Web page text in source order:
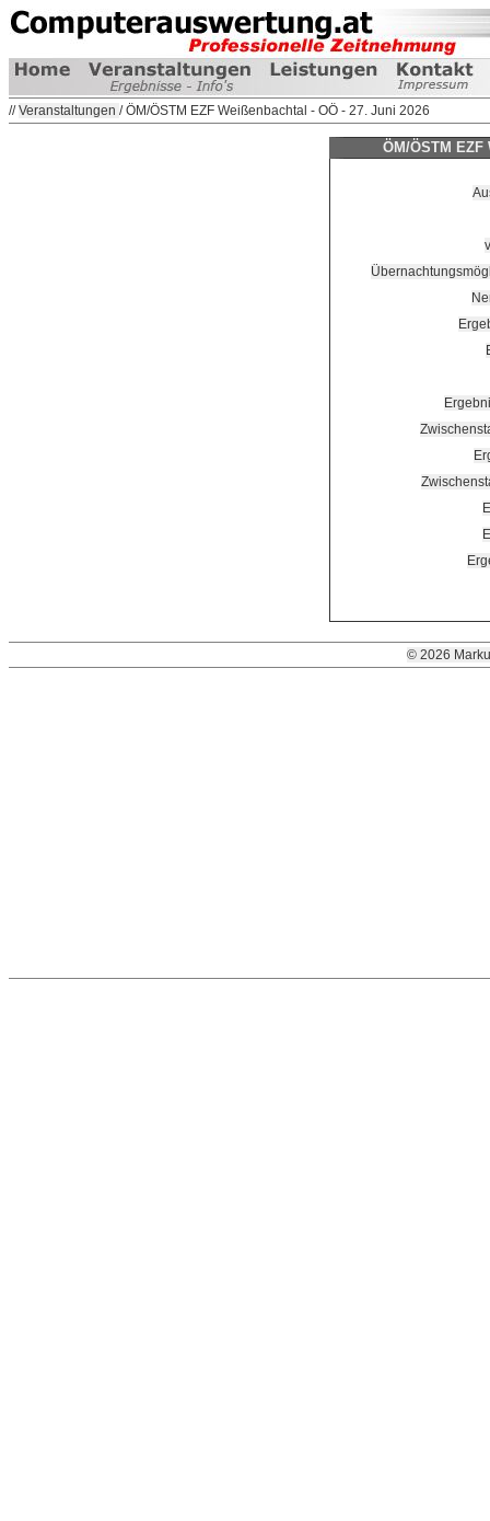
//Veranstaltungen / ÖM/ÖSTM EZF Weißenbachtal - OÖ - 27. Juni 2026
ÖM/ÖSTM
© 2026